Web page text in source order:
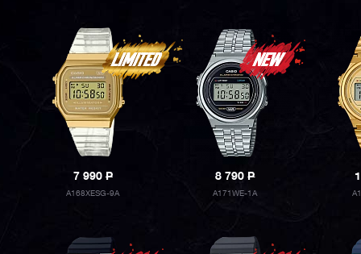
7 990P
A168XESG-9A
8 790P
A171WE-1A